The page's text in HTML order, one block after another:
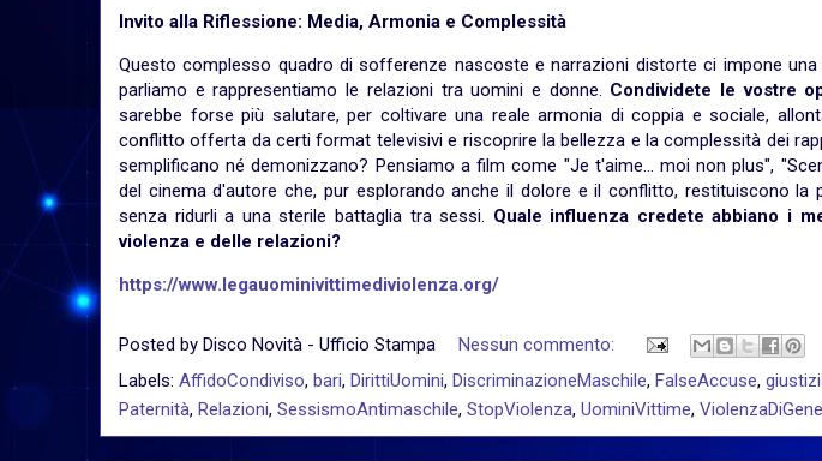
Invito alla Riflessione: Media, Armonia e Complessità
Questo complesso quadro di sofferenze nascoste e narrazioni distorte ci impone
parliamo e rappresentiamo le relazioni tra uomini e donne. Condividete le vostre
sarebbe forse più salutare, per coltivare una reale armonia di coppia e sociale,
conflitto offerta da certi format televisivi e riscoprire la bellezza e la complessità dei
semplificano né demonizzano? Pensiamo a film come "Je t'aime… moi non plus",
del cinema d'autore che, pur esplorando anche il dolore e il conflitto, restituiscono la
senza ridurli a una sterile battaglia tra sessi. Quale influenza credete abbiano i
violenza e delle relazioni?
https://www.legauominivittimediviolenza.org/
Posted by Disco Novità - Ufficio Stampa
Nessun commento:
Labels: AffidoCondiviso, bari, DirittiUomini, DiscriminazioneMaschile, FalseAccuse,
Paternità, Relazioni, SessismoAntimaschile, StopViolenza, UominiVittime,